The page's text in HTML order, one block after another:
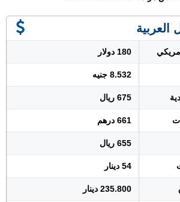
العربية
180 دولار
8.532 جنيه
675 ريال
661 درهم
655 ريال
54 دينار
235.800 دينار